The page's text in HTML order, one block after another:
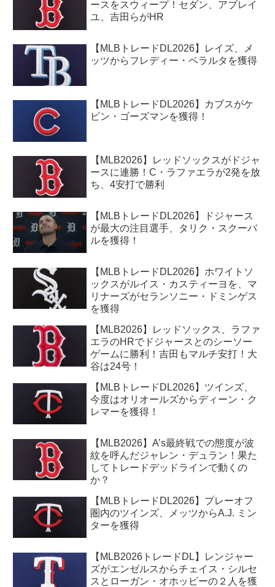
ースをスウィープ！セダン、アブレイ
ユ、吉田らがHR
【MLBトレードDL2026】レイズ、メ
ッツからフレディー・ペラルタを獲得
【MLBトレードDL2026】カブスがケ
ビン・ゴーズマンを獲得！
【MLB2026】レッドソックスがドジャ
ースに連勝！C・ラファエラが2発を放
ち、4安打で勝利
【MLBトレードDL2026】ドジャース
が最大の注目選手、タリク・スクーバ
ルを獲得！
【MLBトレードDL2026】ホワイトソ
ックスがルイス・カスティーヨを、マ
リナーズがセランソニー・ドミンゲス
を獲得
【MLB2026】レッドソックス、ラファ
エラのHRでドジャースとのシーソー
ゲームに勝利！吉田もマルチ安打！大
谷は24号！
【MLBトレードDL2026】ツインズ、
今度はオリオールズからディーン・ク
レマーを獲得！
【MLB2026】A’s最終戦での態度が波
紋を呼んだジャレン・デュラン！果た
してトレードデッドラインで動くの
か？
【MLBトレードDL2026】プレーオフ
圏内のツインズ、メッツからA.J. ミン
ターを獲得
【MLB2026トレードDL】レンジャー
ズがエンゼルスからチェイス・シルセ
スとローガン・オホッピーの２人を獲